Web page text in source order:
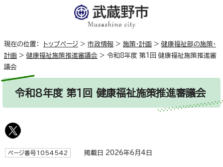
現在の位置： トップページ > 市政情報 > 施策・計画 > 健康福祉部の施策・
計画 > 健康福祉施策推進審議会 > 令和8年度 第1回 健康福祉施策推進審
議会
令和8年度 第1回 健康福祉施策推進審議会
ページ番号1054542 掲載日 2026年6月4日